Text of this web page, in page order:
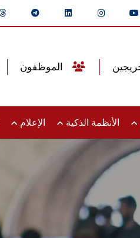
الأنظمة الذكية الإعلام